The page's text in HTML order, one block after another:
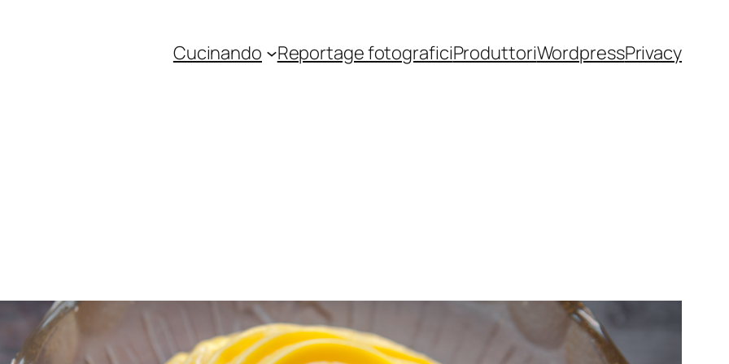
Cucinando Reportage fotograficiProduttoriWordpressPrivacy